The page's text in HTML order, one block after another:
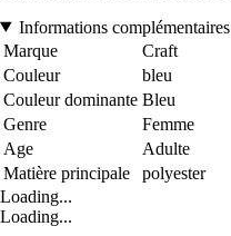
Informations complémentaires
Marque
Craft
Couleur
bleu
Couleur dominante Bleu
Genre
Femme
Age
Adulte
Matière principale
polyester
Loading...
Loading...